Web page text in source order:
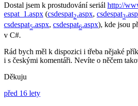
Dostal jsem k prostudování seriál http://
espat_1.aspx (csdespat2.aspx, csdespat3
csdespat5.aspx, csdespat6.aspx), kde jsou
v C#.
Rád bych měl k dispozici i třeba nějaké
i s českými komentáři. Nevíte o něčem
Děkuju
před 16 lety